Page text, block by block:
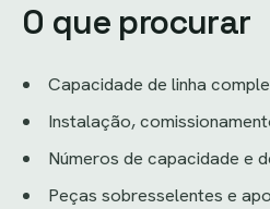
O que procurar
Capacidade de linha
Instalação,
Números de capacidade e
Peças sobresselentes e